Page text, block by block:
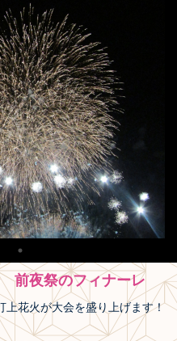
前夜祭のフィナーレ
上花火が大会を盛り上げます！